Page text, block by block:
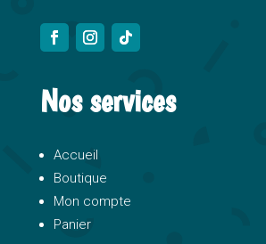
Nos services
Accueil
Boutique
Mon compte
Panier